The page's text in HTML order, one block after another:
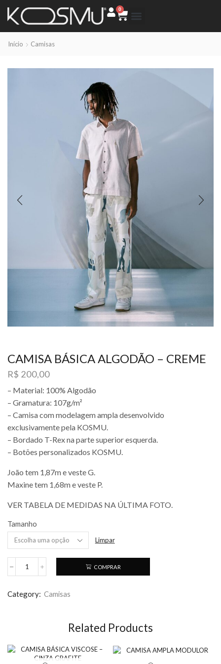
0
Início Camisas
CAMISA BÁSICA ALGODÃO – CREME
R$ 200,00
– Material: 100% Algodão
– Gramatura: 107g/m²
– Camisa com modelagem ampla desenvolvido
exclusivamente pela KOSMU.
– Bordado T-Rex na parte superior esquerda.
– Botões personalizados KOSMU.
João tem 1,87m e veste G.
Maxine tem 1,68m e veste P.
VER TABELA DE MEDIDAS NA ÚLTIMA FOTO.
Tamanho
Limpar
COMPRAR
Category: Camisas
Related Products